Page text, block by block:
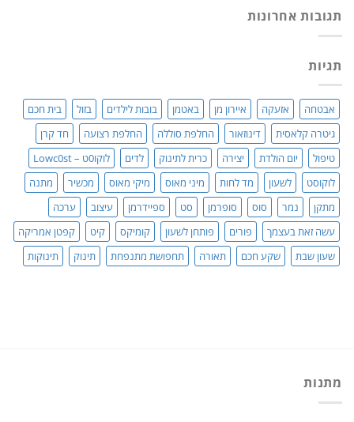
תערובת
צמחים
גאוני
מעמדתגובות אחרונות
תגיות
אבטחה אזעקה איירון מן באטמן בובות לילדים בזול
בית חכם
גיטרה קלאסית
דינוזאור החלפת סוללה החלפת רצועה
חד קרן
טיפול
יום הולדת יצירה כרית לתינוק לדים
לוקו0ט – Lowc0st
לוקוסט
לשעון מד לחות מיני מאוס מיקי מאוס מכשיר
מתנה
מתקן
נמר סוס סופרמן סט ספיידרמן עיצוב
ערכה
עשה זאת בעצמך
פורים פותחן לשעון קומיקס קיט
קפטן אמריקה
שעון שבת
שקע חכם תאורה תחפושת מתנפחת תינוק תינוקות
מתנות